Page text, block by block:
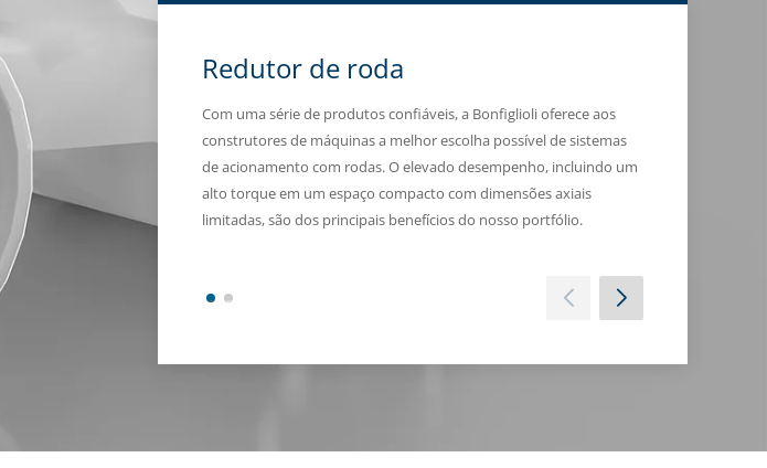
Redutor de roda
Com uma série de produtos confiáveis, a Bonfiglioli oferece aos
construtores de máquinas a melhor escolha possível de sistemas
de acionamento com rodas. O elevado desempenho, incluindo um
alto torque em um espaço compacto com dimensões axiais
limitadas, são dos principais benefícios do nosso portfólio.
1 2